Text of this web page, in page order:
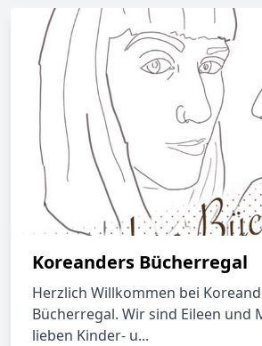
Koreanders Bücherregal
Herzlich Willkommen bei
Bücherregal. Wir sind Eileen und
lieben Kinder- u...